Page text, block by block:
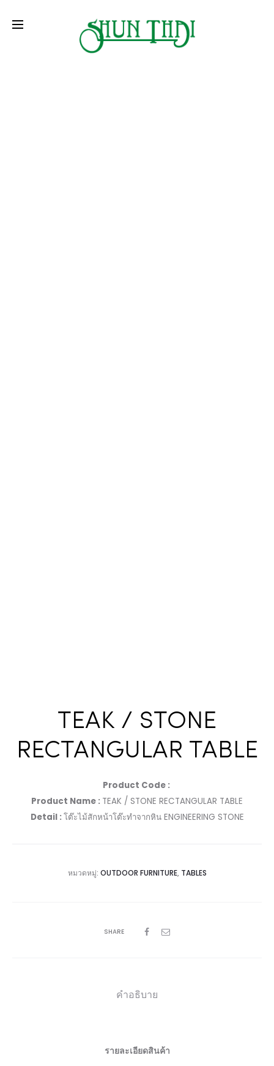
TEAK / STONE
RECTANGULAR TABLE
Product Code :
Product Name : TEAK / STONE RECTANGULAR TABLE
Detail : โต๊ะไม้สักหน้าโต๊ะทำจากหิน ENGINEERING STONE
หมวดหมู่: OUTDOOR FURNITURE, TABLES
SHARE
คำอธิบาย
รายละเอียดสินค้า